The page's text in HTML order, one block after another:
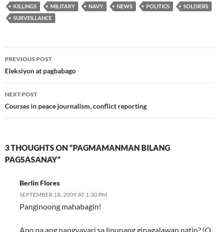
KILLINGS
MILITARY NAVY NEWS POLITICS
SOLDIERS
SURVEILLANCE
Post
navigation
PREVIOUS POST
Eleksiyon at pagbabago
NEXT POST
Courses in peace journalism, conflict reporting
3 THOUGHTS ON “PAGMAMANMAN BILANG
PAGSASANAY”
Berlin Flores
SEPTEMBER 18, 2009 AT 1:30 PM
Panginoong mahabagin!
Ano na ang nangyayari sa lipunang ginagalawan natin? (O